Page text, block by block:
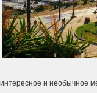
интересное и необычное